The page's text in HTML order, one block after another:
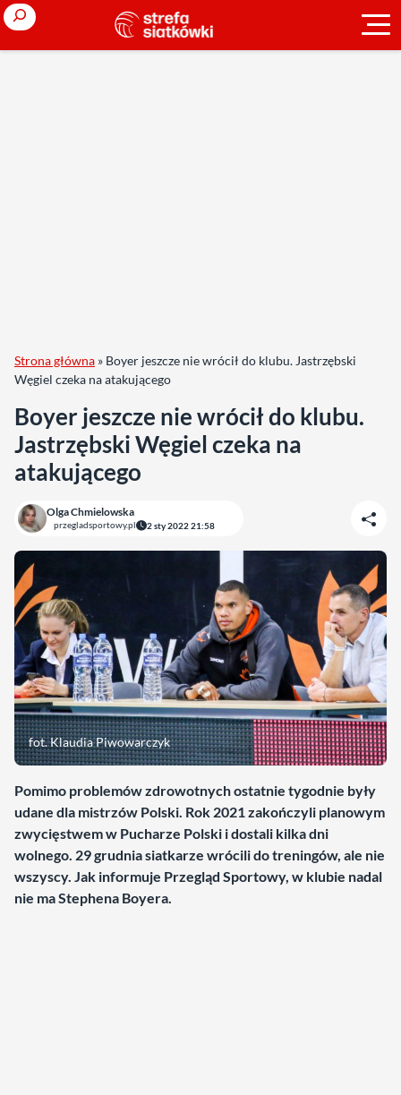
Search
Strona główna » Boyer jeszcze nie wrócił do klubu. Jastrzębski
Węgiel czeka na atakującego
Boyer jeszcze nie wrócił do klubu.
Jastrzębski Węgiel czeka na
atakującego
Olga Chmielowska
przegladsportowy.pl 2 sty 2022 21:58
fot. Klaudia Piwowarczyk
Pomimo problemów zdrowotnych ostatnie tygodnie były
udane dla mistrzów Polski. Rok 2021 zakończyli planowym
zwycięstwem w Pucharze Polski i dostali kilka dni
wolnego. 29 grudnia siatkarze wrócili do treningów, ale nie
wszyscy. Jak informuje Przegląd Sportowy, w klubie nadal
nie ma Stephena Boyera.